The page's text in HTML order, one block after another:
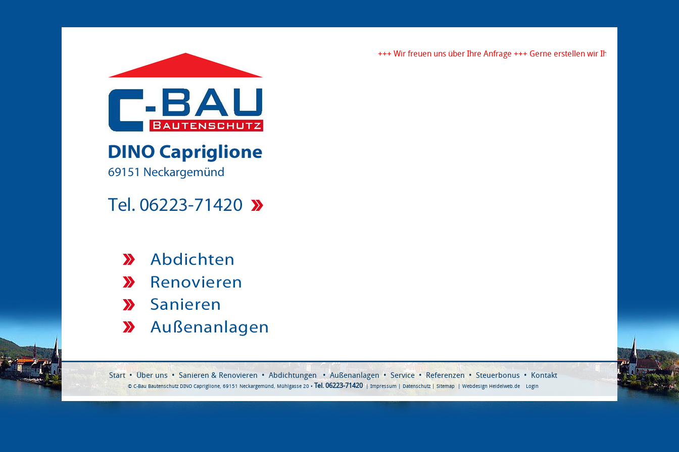
+++ Wir freuen uns über Ihre Anfrage +++ Gerne erstellen wir Ihnen ein kostenloses
Start•Über uns • Sanieren & Renovieren • Abdichtungen •Außenanlagen • Service•Referenzen • Steuerbonus • Kontakt
© C-Bau Bautenschutz DINO Capriglione, 69151 Neckargemünd, Mühlgasse 20 • Tel. 06223-71420| Impressum Datenschutz Sitemap Webdesign Heidelweb.de Login